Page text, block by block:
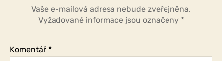
Vaše e-mailová adresa nebude zveřejněna.
Vyžadované informace jsou označeny *
Komentář *